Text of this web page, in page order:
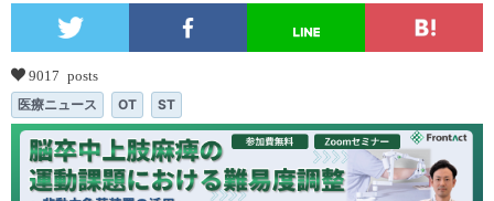
9017 posts
医療ニュース OT ST